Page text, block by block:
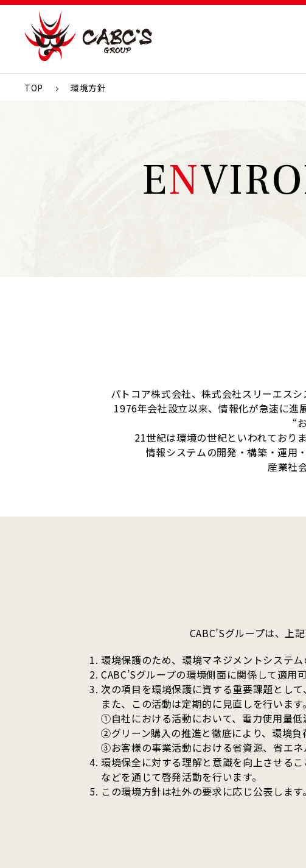
TOP 環境方針
EN
パトコア株式会社、株式会社スリーエスシ
1976年会社設立以来、情報化が急速に進
“
21世紀は環境の世紀といわれており
情報システムの開発・構築・運用
産業社
CABC’Sグループは、上
環境保護のため、環境マネジメントシステ
CABC’Sグループの環境側面に関係して適用
次の項目を環境保護に資する重要課題とし
また、この活動は定期的に見直しを行います。
①自社における活動において、電力使用量低
②グリーン購入の推進と徹底により、環境負
③お客様の事業活動における省資源、省エネ
環境保全に対する理解と意識を向上させる
などを通じて啓発活動を行います。
この環境方針は社外の要求に応じ公表します。